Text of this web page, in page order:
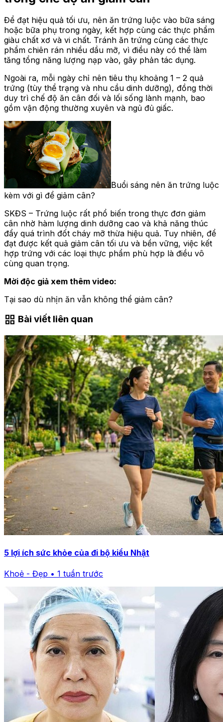
Để đạt hiệu quả tối ưu, nên ăn trứng luộc vào bữa sáng
hoặc bữa phụ trong ngày, kết hợp cùng các thực phẩm
giàu chất xơ và vi chất. Tránh ăn trứng cùng các thực
phẩm chiên rán nhiều dầu mỡ, vì điều này có thể làm
tăng tổng năng lượng nạp vào, gây phản tác dụng.
Ngoài ra, mỗi ngày chỉ nên tiêu thụ khoảng 1 – 2 quả
trứng (tùy thể trạng và nhu cầu dinh dưỡng), đồng thời
duy trì chế độ ăn cân đối và lối sống lành mạnh, bao
gồm vận động thường xuyên và ngủ đủ giấc.
Buổi sáng nên ăn trứng luộc
kèm với gì để giảm cân?
SKĐS – Trứng luộc rất phổ biến trong thực đơn giảm
cân nhờ hàm lượng dinh dưỡng cao và khả năng thúc
đẩy quá trình đốt cháy mỡ thừa hiệu quả. Tuy nhiên, để
đạt được kết quả giảm cân tối ưu và bền vững, việc kết
hợp trứng với các loại thực phẩm phù hợp là điều vô
cùng quan trọng.
Mời độc giả xem thêm video:
Tại sao dù nhịn ăn vẫn không thể giảm cân?
grid_view Bài viết liên quan
5 lợi ích sức khỏe của đi bộ kiểu Nhật
Khoẻ - Đẹp • 1 tuần trước